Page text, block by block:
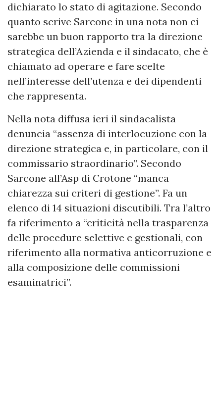
dichiarato lo stato di agitazione. Secondo
quanto scrive Sarcone in una nota non ci
sarebbe un buon rapporto tra la direzione
strategica dell’Azienda e il sindacato, che è
chiamato ad operare e fare scelte
nell’interesse dell’utenza e dei dipendenti
che rappresenta.
Nella nota diffusa ieri il sindacalista
denuncia “assenza di interlocuzione con la
direzione strategica e, in particolare, con il
commissario straordinario”. Secondo
Sarcone all’Asp di Crotone “manca
chiarezza sui criteri di gestione”. Fa un
elenco di 14 situazioni discutibili. Tra l’altro
fa riferimento a “criticità nella trasparenza
delle procedure selettive e gestionali, con
riferimento alla normativa anticorruzione e
alla composizione delle commissioni
esaminatrici”.